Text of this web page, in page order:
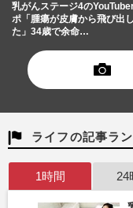
乳がんステージ4の
ポ「腫瘍が皮膚から飛び出
た」34歳で余命…
ライフの記事ラ
1時間 24